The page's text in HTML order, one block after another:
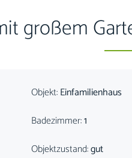
großem
Objekt:Einfamilienhaus
Badezimmer:1
Objektzustand:gut